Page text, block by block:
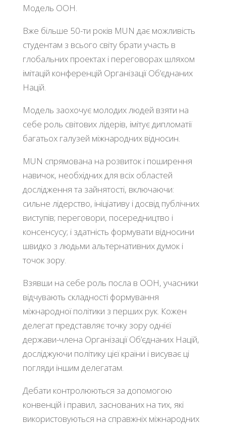
Модель ООН.
Вже більше 50-ти років MUN дає можливість
студентам з всього світу брати участь в
глобальних проектах і переговорах шляхом
імітацій конференцій Організації Об’єднаних
Націй.
Модель заохочує молодих людей взяти на
себе роль світових лідерів, імітує дипломатії
багатьох галузей міжнародних відносин.
MUN спрямована на розвиток і поширення
навичок, необхідних для всіх областей
дослідження та зайнятості, включаючи:
сильне лідерство, ініціативу і досвід публічних
виступів; переговори, посередництво і
консенсусу; і здатність формувати відносини
швидко з людьми альтернативних думок і
точок зору.
Взявши на себе роль посла в ООН, учасники
відчувають складності формування
міжнародної політики з перших рук. Кожен
делегат представляє точку зору однієї
держави-члена Організації Об’єднаних Націй,
досліджуючи політику цієї країни і висуває ці
погляди іншим делегатам.
Дебати контролюються за допомогою
конвенцій і правил, заснованих на тих, які
використовуються на справжніх міжнародних